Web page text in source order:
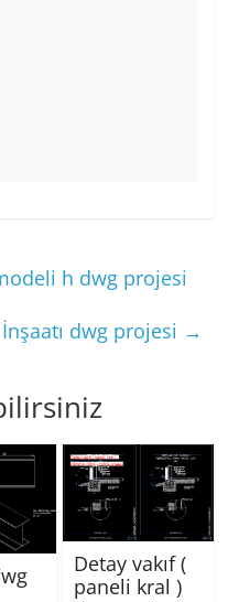
h dwg projesi
dwg projesi →
Detay vakıf (
paneli kral )